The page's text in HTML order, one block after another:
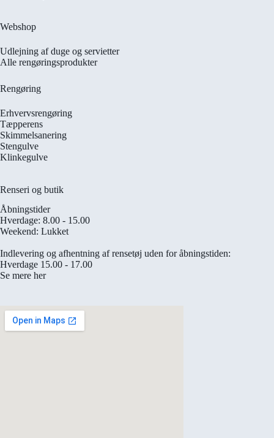
Webshop
Udlejning af duge og servietter
Alle rengøringsprodukter
Rengøring
Erhvervsrengøring
Tæpperens
Skimmelsanering
Stengulve
Klinkegulve
Renseri og butik
Åbningstider
Hverdage: 8.00 - 15.00
Weekend: Lukket
Indlevering og afhentning af rensetøj uden for åbningstiden:
Hverdage 15.00 - 17.00
Se mere her